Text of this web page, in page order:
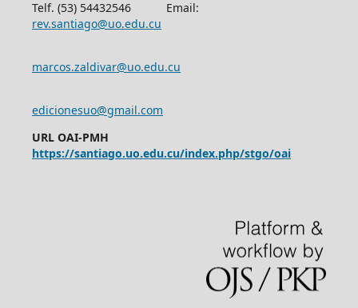
Telf. (53) 54432546 Email:
rev.santiago@uo.edu.cu
marcos.zaldivar@uo.edu.cu
edicionesuo@gmail.com
URL OAI-PMH
https://santiago.uo.edu.cu/index.php/stgo/oai